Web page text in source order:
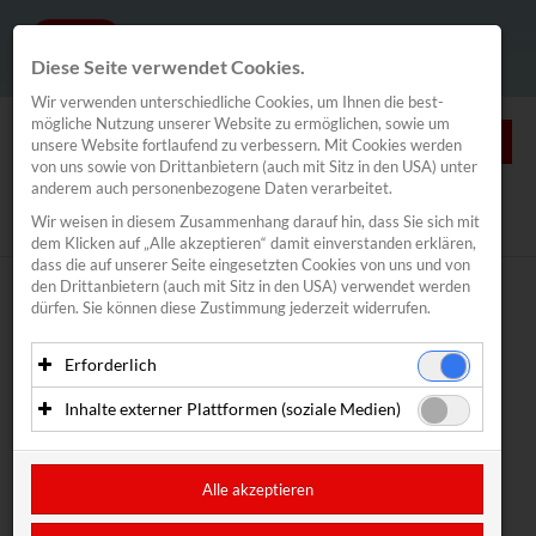
0
Segeln
Spitzensport
Segelverband
Kalender
Traunsee Woche
Lakeventure Traunsee
News / Segelverband Kalender
MeldungsübersichtKalender
Alle 2021
KALENDER
KALENDER 2024
Datum Bewerb
Diese Seite verwendet Cookies.
Wir verwenden unterschiedliche Cookies, um Ihnen die best­
mögliche Nutzung unserer Website zu ermöglichen, sowie um
unsere Website fortlaufend zu verbessern. Mit Cookies werden
von uns sowie von Drittanbietern (auch mit Sitz in den USA) unter
anderem auch personenbezogene Daten verarbeitet.
Wir weisen in diesem Zusammenhang darauf hin, dass Sie sich mit
dem Klicken auf „Alle akzeptieren“ damit ein­ver­standen erklären,
dass die auf unserer Seite eingesetzten Cookies von uns und von
den Drittanbietern (auch mit Sitz in den USA) verwendet werden
dürfen. Sie können diese Zustimmung jederzeit widerrufen.
Erforderlich
Essenzielle Cookies ermöglichen grundlegende Funktionen
und sind für die einwandfreie Funktion der Website
personenbezogenen Daten und werden an keine Dritten
Anbieter: Eigentümer der Website (Erstanbieter)
Inhalte externer Plattformen (soziale Medien)
Drittanbietern (in der Regel soziale Medien) angezeigt
werden. Dadurch werden auch Cookies der Drittanbieter auf
Sitz in den USA.
Alle akzeptieren